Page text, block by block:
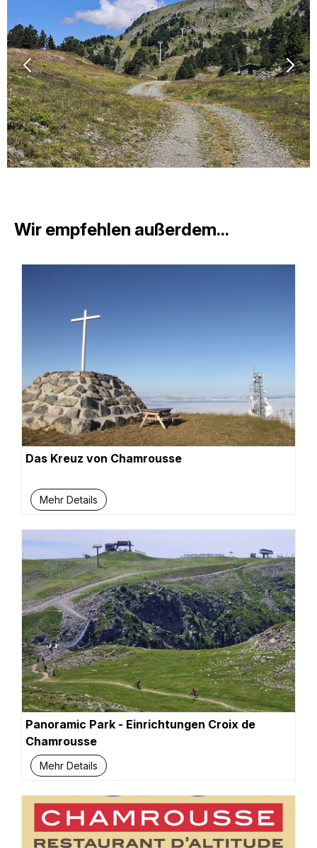
Wir empfehlen außerdem...
Das Kreuz von Chamrousse
Mehr Details
Panoramic Park - Einrichtungen Croix de
Chamrousse
Mehr Details